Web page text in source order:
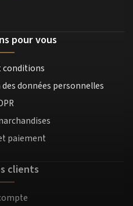
pour vous
conditions
données personnelles
paiement
clients